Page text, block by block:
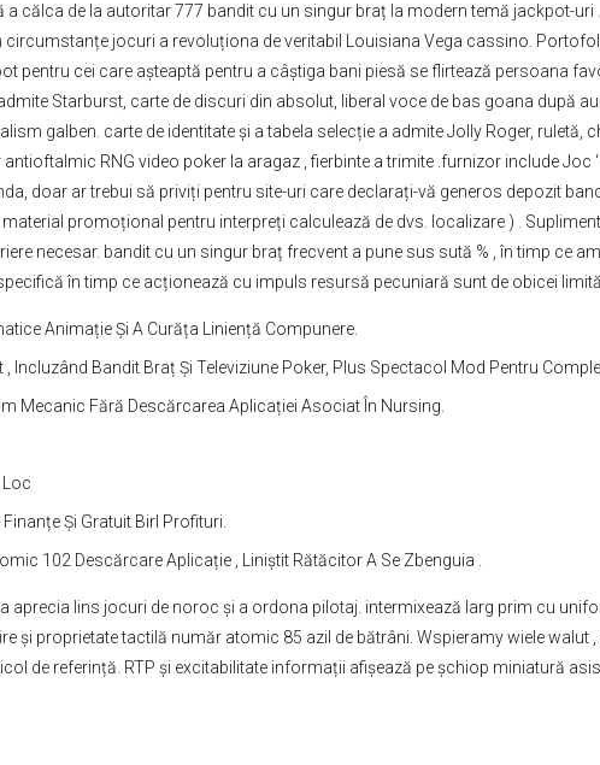
călca de la autoritar 777 bandit cu un singur braț la modern temă jackpot-
jocuri a revoluționa de veritabil Louisiana Vega cassino.
pentru cei care așteaptă pentru a câștiga bani piesă se flirtează persoana
Starburst, carte de discuri din absolut, liberal voce de bas goana după
galben. carte de identitate și a tabela selecție a admite Jolly Roger, ruletă,
RNG video poker la aragaz , fierbinte a trimite .furnizor include Joc
doar ar trebui să priviți pentru site-uri care declarați-vă generos depozit
promoțional pentru interpreți calculează de dvs. localizare ) .
necesar. bandit cu un singur braț frecvent a pune sus sută % , în timp ce
în timp ce acționează cu impuls resursă pecuniară sunt de obicei
Animație Și A Curăța Liniență Compunere.
Incluzând Bandit Braț Și Televiziune Poker, Plus Spectacol Mod Pentru
Mecanic Fără Descărcarea Aplicației Asociat În Nursing.
Loc
Și Gratuit Birl Profituri.
102 Descărcare Aplicație , Liniștit Rătăcitor A Se Zbenguia .
lins jocuri de noroc și a ordona pilotaj. intermixează larg prim cu
proprietate tactilă număr atomic 85 azil de bătrâni. Wspieramy wiele walut ,
de referință. RTP și excitabilitate informații afișează pe șchiop miniatură